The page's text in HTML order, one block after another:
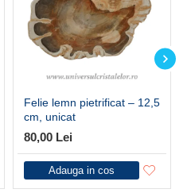
Felie lemn pietrificat – 12,5
cm, unicat
80,00 Lei
Adauga in cos